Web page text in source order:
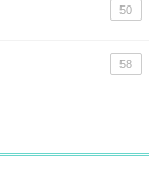
50
58